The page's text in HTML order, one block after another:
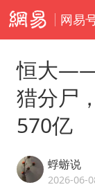
网易
恒大——
猎分尸
570亿
蜉蝣说
2026-06-